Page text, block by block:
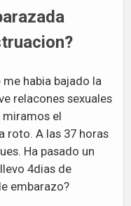
habia bajado la
relacones sexuales
miramos el
roto. A las 37 horas
Ha pasado un
4dias de
embarazo?